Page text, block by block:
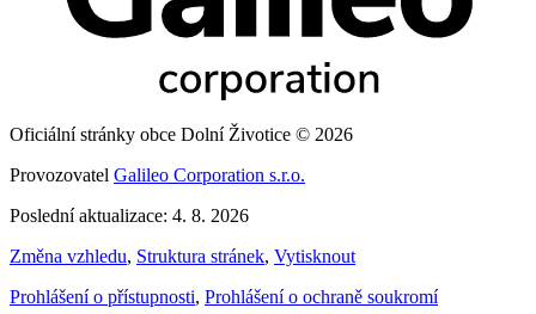
Oficiální stránky obce Dolní Životice © 2026
Provozovatel Galileo Corporation s.r.o.
Poslední aktualizace: 4. 8. 2026
Změna vzhledu, Struktura stránek, Vytisknout
Prohlášení o přístupnosti, Prohlášení o ochraně soukromí